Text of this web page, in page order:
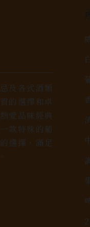
及各式酒類
的選擇和卓
愛品味經典
款特殊的葡
選擇，滿足